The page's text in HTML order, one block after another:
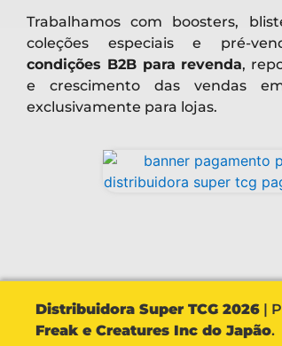
Trabalhamos com boosters,
coleções especiais e pré-
condições B2B para revenda,
e crescimento das vendas
exclusivamente para lojas.
Distribuidora Super TCG 2026 |
Freak e Creatures Inc do Japão.